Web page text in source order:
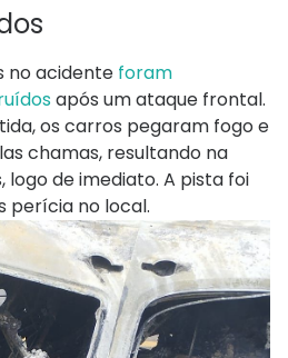
no acidente foram
após um ataque frontal.
os carros pegaram fogo e
chamas, resultando na
logo de imediato. A pista foi
perícia no local.